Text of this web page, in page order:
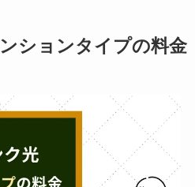
ションタイプの料金